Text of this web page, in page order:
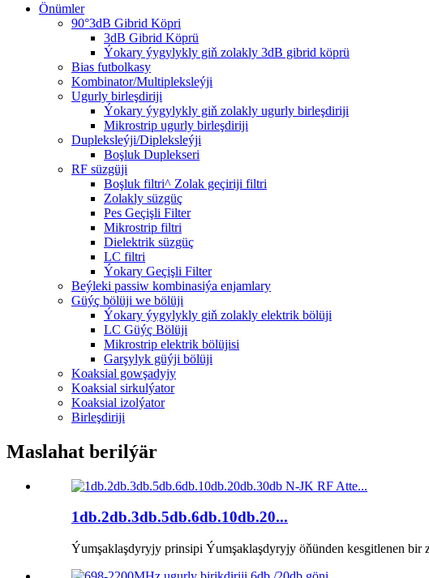
Önümler
90°3dB Gibrid Köpri
3dB Gibrid Köprü
Ýokary ýygylykly giň zolakly 3dB gibrid köprü
Bias futbolkasy
Kombinator/Multipleksleýji
Ugurly birleşdiriji
Ýokary ýygylykly giň zolakly ugurly birleşdiriji
Mikrostrip ugurly birleşdiriji
Dupleksleýji/Dipleksleýji
Boşluk Duplekseri
RF süzgüji
Boşluk filtri^ Zolak geçiriji filtri
Zolakly süzgüç
Pes Geçişli Filter
Mikrostrip filtri
Dielektrik süzgüç
LC filtri
Ýokary Geçişli Filter
Beýleki passiw kombinasiýa enjamlary
Güýç bölüji we bölüji
Ýokary ýygylykly giň zolakly elektrik bölüji
LC Güýç Bölüji
Mikrostrip elektrik bölüjisi
Garşylyk güýji bölüji
Koaksial gowşadyjy
Koaksial sirkulýator
Koaksial izolýator
Birleşdiriji
Maslahat berilýär
1db.2db.3db.5db.6db.10db.20...
Ýumşaklaşdyryjy prinsipi Ýumşaklaşdyryjy öňünden kesgitlenen